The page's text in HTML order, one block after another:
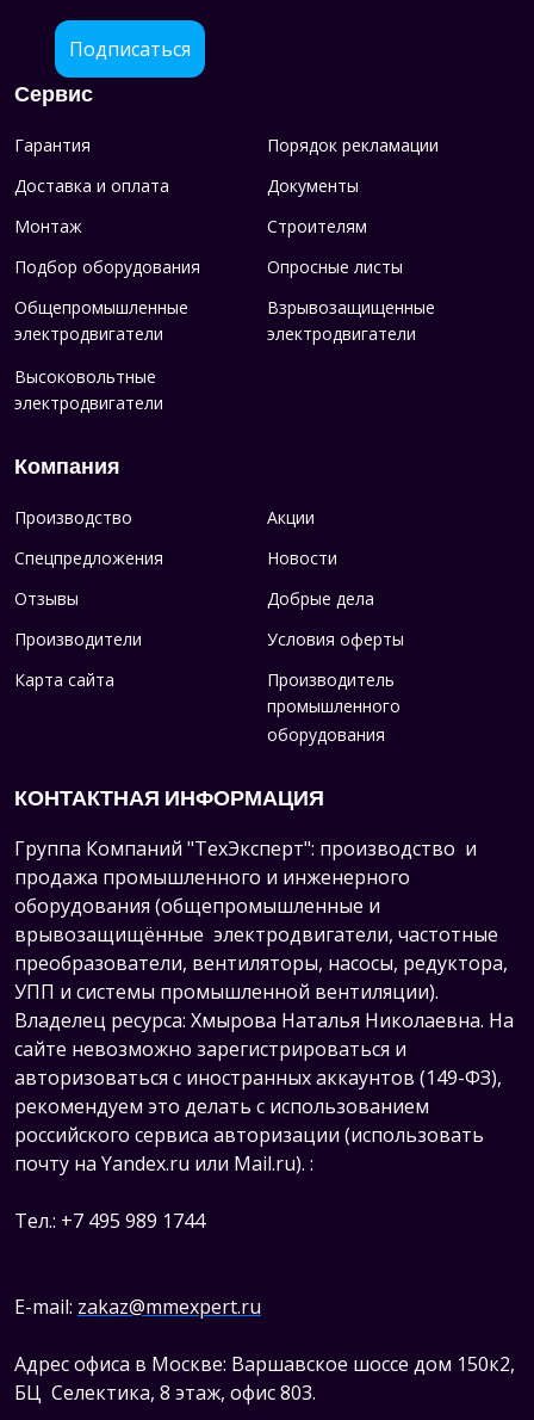
Подписаться
Сервис
Гарантия
Порядок рекламации
Доставка и оплата
Документы
Монтаж
Строителям
Подбор оборудования
Опросные листы
Общепромышленные
электродвигатели
Взрывозащищенные
электродвигатели
Высоковольтные
электродвигатели
Компания
Производство
Акции
Спецпредложения
Новости
Отзывы
Добрые дела
Производители
Условия оферты
Карта сайта
Производитель
промышленного
оборудования
КОНТАКТНАЯ ИНФОРМАЦИЯ
Группа Компаний "ТехЭксперт": производство и
продажа промышленного и инженерного
оборудования (общепромышленные и
врывозащищённые электродвигатели, частотные
преобразователи, вентиляторы, насосы, редуктора,
УПП и системы промышленной вентиляции).
Владелец ресурса: Хмырова Наталья Николаевна. На
сайте невозможно зарегистрироваться и
авторизоваться с иностранных аккаунтов (149-ФЗ),
рекомендуем это делать с использованием
российского сервиса авторизации (использовать
почту на Yandex.ru или Mail.ru). :
Тел.: +7 495 989 1744
E-mail: zakaz@mmexpert.ru
Адрес офиса в Москве: Варшавское шоссе дом 150к2,
БЦ Селектика, 8 этаж, офис 803.